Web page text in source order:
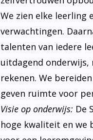
We zien elke leerling
verwachtingen.
talenten van iedere
uitdagend onderwijs,
rekenen. We
geven ruimte voor
Visie op onderwijs: De
hoge kwaliteit en we